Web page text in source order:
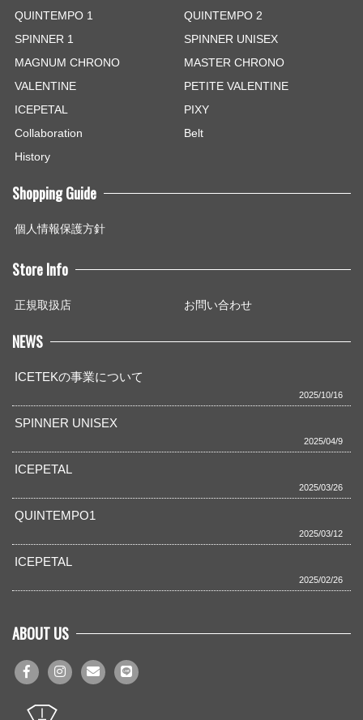
QUINTEMPO 1
QUINTEMPO 2
SPINNER 1
SPINNER UNISEX
MAGNUM CHRONO
MASTER CHRONO
VALENTINE
PETITE VALENTINE
ICEPETAL
PIXY
Collaboration
Belt
History
Shopping Guide
個人情報保護方針
Store Info
正規取扱店 お問い合わせ
NEWS
ICETEKの事業について
2025/10/16
SPINNER UNISEX
2025/04/9
ICEPETAL
2025/03/26
QUINTEMPO1
2025/03/12
ICEPETAL
2025/02/26
ABOUT US